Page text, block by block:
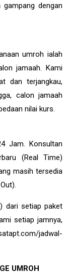
dengan
umroh ialah
jamaah. Kami
dan terjangkau,
calon jamaah
nilai kurs.
Jam. Konsultan
(Real Time)
masih tersedia
dari setiap paket
setiap jamnya,
jadwal-
UMROH